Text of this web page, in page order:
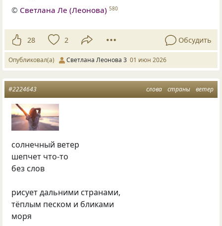
© Светлана Ле (Леонова) 580
28 2 Обсудить
Опубликовал(а) Светлана Леонова 3 01 июн 2026
слова страны ветер
#2224643
солнечный ветер
шепчет что‑то
без слов
рисует дальними странами,
тёплым песком и бликами
моря